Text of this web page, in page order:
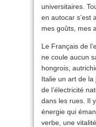
universitaires.
en autocar s’est
mes goûts, mes
Le Français de
ne coule aucun
hongrois,
Italie un art de la
de l’électricité
dans les rues. Il
énergie qui
verbe, une